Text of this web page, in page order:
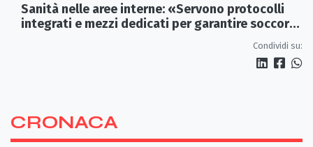
Sanità nelle aree interne: «Servono protocolli
integrati e mezzi dedicati per garantire soccorsi
Condividi su:
CRONACA